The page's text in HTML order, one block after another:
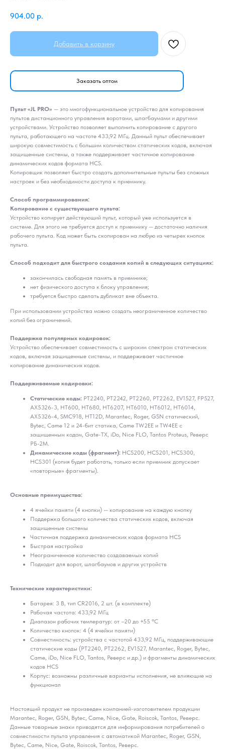
904.00 р.
Добавить в корзину
Заказать оптом
Пульт «JL PRO» — это многофункциональное устройство для копирования
пультов дистанционного управления воротами, шлагбаумами и другими
устройствами. Устройство позволяет выполнить копирование с другого
пульта, работающего на частоте 433,92 МГц. Данный пульт обеспечивает
широкую совместимость с большим количеством статических кодов, включая
защищенные системы, а также поддерживает частичное копирование
динамических кодов формата HCS.
Копировщик позволяет быстро создать дополнительные пульты без сложных
настроек и без необходимости доступа к приемнику.
Способ программирования:
Копирование с существующего пульта:
Устройство копирует действующий пульт, который уже используется в
системе. Для этого не требуется доступ к приемнику — достаточно наличия
рабочего пульта. Код может быть скопирован на любую из четырех кнопок
пульта.
Способ подходит для быстрого создания копий в следующих ситуациях:
закончилась свободная память в приемнике;
нет физического доступа к блоку управления;
требуется быстро сделать дубликат вне объекта.
При использовании устройства можно создать неограниченное количество
копий без ограничений.
Поддержка популярных кодировок:
Устройство обеспечивает совместимость с широким спектром статических
кодов, включая защищенные системы, и поддерживает частичное
копирование динамических кодов.
Поддерживаемые кодировки:
Статические коды: PT2240, PT2242, PT2260, PT2262, EV1527, FP527,
AX5326-3, HT600, HT680, HT6207, HT6010, HT6012, HT6014,
AX5326-4, SMC918, HT12D, Marantec, Roger, GSN статический,
Bytec, Came 12 и 24-бит статика, Came TW2EE и TW4EE с
защищенным кодом, Gate-TX, iDo, Nice FLO, Tantos Proteus, Реверс
РБ-2М.
Динамические коды (фрагмент): HCS200, HCS201, HCS300,
HCS301 (копия будет работать, только если приемник допускает
«повторные» фрагменты).
Основные преимущества:
4 ячейки памяти (4 кнопки) — копирование на каждую кнопку
Поддержка большого количества статических кодов, включая
защищенные системы
Частичная поддержка динамических кодов формата HCS
Быстрая настройка
Неограниченное количество создаваемых копий
Подходит для ворот, шлагбаумов и других устройств
Технические характеристики:
Батарея: 3 В, тип CR2016, 2 шт. (в комплекте)
Рабочая частота: 433,92 МГц
Диапазон рабочих температур: от –20 до +55 °C
Количество кнопок: 4 (4 ячейки памяти)
Совместимость: устройства с частотой 433,92 МГц, поддерживающие
статические коды (PT2240, PT2262, EV1527, Marantec, Roger, Bytec,
Came, iDo, Nice FLO, Tantos, Реверс и др.) и фрагменты динамических
кодов HCS
Корпус: возможны различные варианты исполнения, не влияющие на
функционал
Настоящий продукт не произведен компанией-изготовителем продукции
Marantec, Roger, GSN, Bytec, Came, Nice, Gate, Roiscok, Tantos, Реверс.
Данные товарные знаки приводятся для информирования потребителей о
совместимости пульта управления с автоматикой Marantec, Roger, GSN,
Bytec, Came, Nice, Gate, Roiscok, Tantos, Реверс.